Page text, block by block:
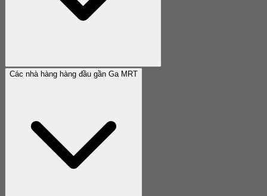
Các nhà hàng hàng đầu gần Ga MRT